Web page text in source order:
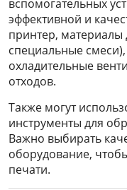
вспомогательных
эффективной и
принтер, материалы
специальные
охладительные
отходов.
Также могут
инструменты для
Важно выбирать
оборудование,
печати.